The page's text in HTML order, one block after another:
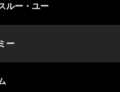
ルー・ユー
ー